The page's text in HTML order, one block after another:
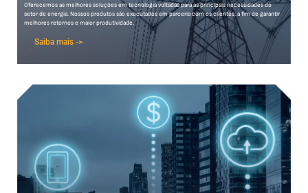
Oferecemos as melhores soluções em tecnologia voltadas para as principais necessidades do
setor de energia. Nossos produtos são executados em parceria com os clientes, a fim de garantir
melhores retornos e maior produtividade.
Saiba mais ->